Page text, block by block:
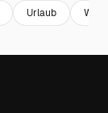
Urlaub Weiß